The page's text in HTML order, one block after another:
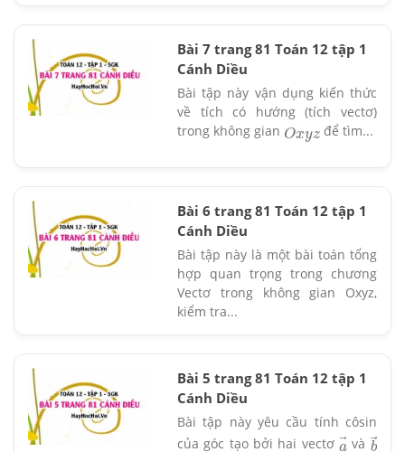
Bài 7 trang 81 Toán 12 tập 1
Cánh Diều
Bài tập này vận dụng kiến thức
về tích có hướng (tích vectơ)
trong không gian Oxyzđể tìm...
Bài 6 trang 81 Toán 12 tập 1
Cánh Diều
Bài tập này là một bài toán tổng
hợp quan trọng trong chương
Vectơ trong không gian Oxyz,
kiểm tra...
Bài 5 trang 81 Toán 12 tập 1
Cánh Diều
Bài tập này yêu cầu tính côsin
của góc tạo bởi hai vectơ a→
và b